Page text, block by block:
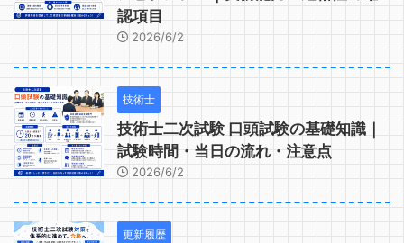
認項目
2026/6/2
技術士
技術士二次試験 口頭試験の基礎知識｜
試験時間・当日の流れ・注意点
2026/6/2
更新履歴